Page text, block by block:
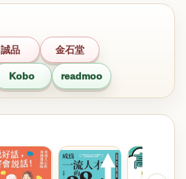
誠品 金石堂
Kobo readmoo